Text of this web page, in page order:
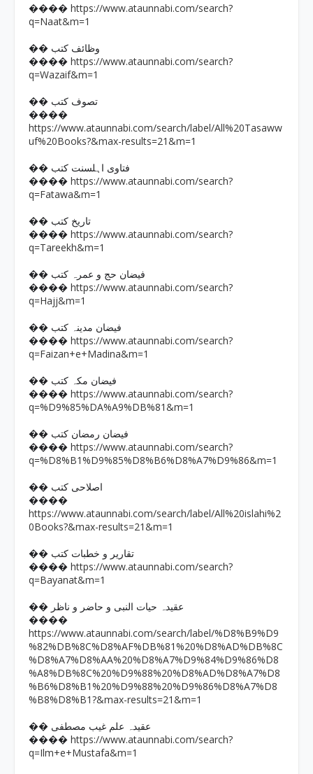
���� https://www.ataunnabi.com/search?
q=Naat&m=1
�� وظائف کتب
���� https://www.ataunnabi.com/search?
q=Wazaif&m=1
�� تصوف کتب
����
https://www.ataunnabi.com/search/label/All%20Tasaww
uf%20Books?&max-results=21&m=1
�� فتاوی اہلسنت کتب
���� https://www.ataunnabi.com/search?
q=Fatawa&m=1
�� تاریخ کتب
���� https://www.ataunnabi.com/search?
q=Tareekh&m=1
�� فیضان حج و عمرہ کتب
���� https://www.ataunnabi.com/search?
q=Hajj&m=1
�� فیضان مدینہ کتب
���� https://www.ataunnabi.com/search?
q=Faizan+e+Madina&m=1
�� فیضان مکہ کتب
���� https://www.ataunnabi.com/search?
q=%D9%85%DA%A9%DB%81&m=1
�� فیضان رمضان کتب
���� https://www.ataunnabi.com/search?
q=%D8%B1%D9%85%D8%B6%D8%A7%D9%86&m=1
�� اصلاحی کتب
����
https://www.ataunnabi.com/search/label/All%20islahi%2
0Books?&max-results=21&m=1
�� تقاریر و خطبات کتب
���� https://www.ataunnabi.com/search?
q=Bayanat&m=1
�� عقیدہ حیات النبی و حاضر و ناظر
����
https://www.ataunnabi.com/search/label/%D8%B9%D9
%82%DB%8C%D8%AF%DB%81%20%D8%AD%DB%8C
%D8%A7%D8%AA%20%D8%A7%D9%84%D9%86%D8
%A8%DB%8C%20%D9%88%20%D8%AD%D8%A7%D8
%B6%D8%B1%20%D9%88%20%D9%86%D8%A7%D8
%B8%D8%B1?&max-results=21&m=1
�� عقیدہ علم غیب مصطفی
���� https://www.ataunnabi.com/search?
q=Ilm+e+Mustafa&m=1